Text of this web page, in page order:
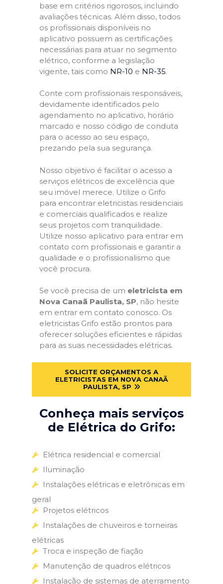
base em critérios rigorosos, incluindo
avaliações técnicas. Além disso, todos
os profissionais disponíveis no
aplicativo possuem as certificações
necessárias para atuar no segmento
elétrico, conforme a legislação
vigente, tais como NR-10 e NR-35.
Conte com profissionais responsáveis,
devidamente identificados pelo
agendamento no aplicativo, horário
marcado e nosso código de conduta
para o acesso ao seu espaço,
prezando pela sua segurança.
Nosso objetivo é facilitar o acesso a
serviços elétricos de excelência que
seu imóvel merece. Utilize o Grifo
para encontrar eletricistas residenciais
e comerciais qualificados e realize
seus projetos com tranquilidade.
Utilize nosso aplicativo para entrar em
contato com profissionais e garantir a
qualidade e o profissionalismo que
você procura.
Se você precisa de um eletricista em
Nova Canaã Paulista, SP, não hesite
em entrar em contato conosco. Os
eletricistas Grifo estão prontos para
oferecer soluções eficientes e rápidas
para as suas necessidades elétricas.
SOLICITE ORÇAMENTOS A
ELETRICISTAS EM NOVA CANAÃ
PAULISTA, SP
Conheça mais serviços
de Elétrica do Grifo:
Elétrica residencial e comercial
Iluminação
Instalações elétricas e eletrônicas em
geral
Projetos elétricos
Instalações de chuveiros e torneiras
elétricas
Troca e inspeção de fiação
Manutenção de quadros elétricos
Instalação de sistemas de aterramento